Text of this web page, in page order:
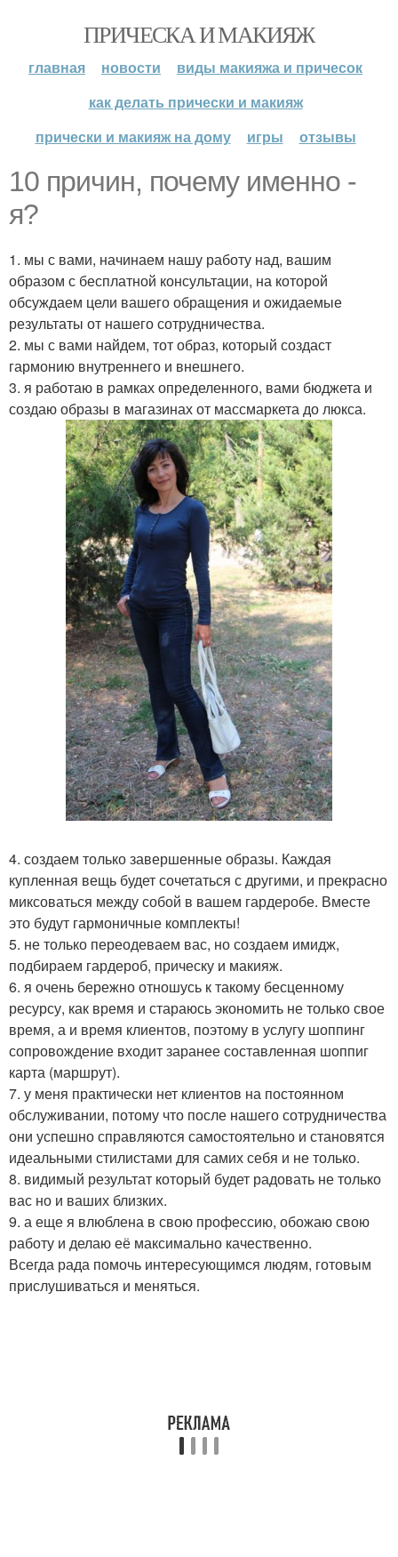
ПРИЧЕСКА И МАКИЯЖ
главная новости
виды макияжа и причесок
как делать прически и макияж
прически и макияж на дому
игры отзывы
10 причин, почему именно -
я?
1. мы с вами, начинаем нашу работу над, вашим
образом с бесплатной консультации, на которой
обсуждаем цели вашего обращения и ожидаемые
результаты от нашего сотрудничества.
2. мы с вами найдем, тот образ, который создаст
гармонию внутреннего и внешнего.
3. я работаю в рамках определенного, вами бюджета и
создаю образы в магазинах от массмаркета до люкса.
4. создаем только завершенные образы. Каждая
купленная вещь будет сочетаться с другими, и прекрасно
миксоваться между собой в вашем гардеробе. Вместе
это будут гармоничные комплекты!
5. не только переодеваем вас, но создаем имидж,
подбираем гардероб, прическу и макияж.
6. я очень бережно отношусь к такому бесценному
ресурсу, как время и стараюсь экономить не только свое
время, а и время клиентов, поэтому в услугу шоппинг
сопровождение входит заранее составленная шоппиг
карта (маршрут).
7. у меня практически нет клиентов на постоянном
обслуживании, потому что после нашего сотрудничества
они успешно справляются самостоятельно и становятся
идеальными стилистами для самих себя и не только.
8. видимый результат который будет радовать не только
вас но и ваших близких.
9. а еще я влюблена в свою профессию, обожаю свою
работу и делаю её максимально качественно.
Всегда рада помочь интересующимся людям, готовым
прислушиваться и меняться.